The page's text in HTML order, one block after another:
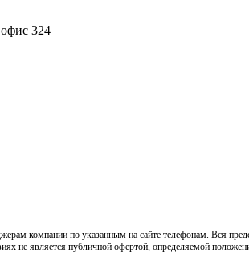
324
компании по указанным на сайте телефонам. Вся
не является публичной офертой, определяемой